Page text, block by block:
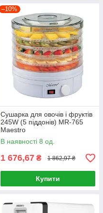
–10%
Сушарка для овочів і фруктів
245W (5 піддонів) MR-765
Maestro
В наявності 8 од.
1 676,67 ₴ 1 862,97 ₴
Купити